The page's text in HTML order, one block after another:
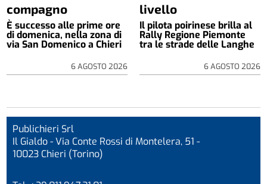
compagno
È successo alle prime ore
di domenica, nella zona di
via San Domenico a Chieri
6 AGOSTO 2026
livello
Il pilota poirinese brilla al
Rally Regione Piemonte
tra le strade delle Langhe
6 AGOSTO 2026
Publichieri Srl
Il Gialdo - Via Conte Rossi di Montelera, 51 -
10023 Chieri (Torino)